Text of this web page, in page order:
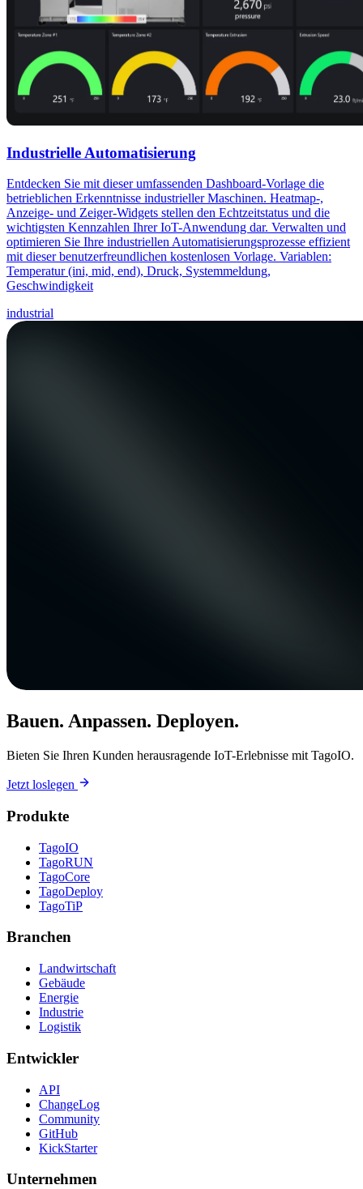
Industrielle Automatisierung
Entdecken Sie mit dieser umfassenden Dashboard-Vorlage die
betrieblichen Erkenntnisse industrieller Maschinen. Heatmap-,
Anzeige- und Zeiger-Widgets stellen den Echtzeitstatus und die
wichtigsten Kennzahlen Ihrer IoT-Anwendung dar. Verwalten und
optimieren Sie Ihre industriellen Automatisierungsprozesse effizient
mit dieser benutzerfreundlichen kostenlosen Vorlage. Variablen:
Temperatur (ini, mid, end), Druck, Systemmeldung,
Geschwindigkeit
industrial
Bauen. Anpassen. Deployen.
Bieten Sie Ihren Kunden herausragende IoT-Erlebnisse mit TagoIO.
Jetzt loslegen
Produkte
TagoIO
TagoRUN
TagoCore
TagoDeploy
TagoTiP
Branchen
Landwirtschaft
Gebäude
Energie
Industrie
Logistik
Entwickler
API
ChangeLog
Community
GitHub
KickStarter
Unternehmen